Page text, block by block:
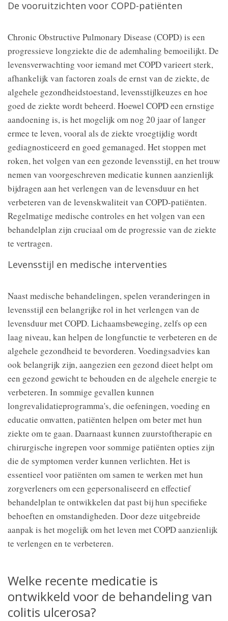
De vooruitzichten voor COPD-patiënten
Chronic Obstructive Pulmonary Disease (COPD) is een
progressieve longziekte die de ademhaling bemoeilijkt. De
levensverwachting voor iemand met COPD varieert sterk,
afhankelijk van factoren zoals de ernst van de ziekte, de
algehele gezondheidstoestand, levensstijlkeuzes en hoe
goed de ziekte wordt beheerd. Hoewel COPD een ernstige
aandoening is, is het mogelijk om nog 20 jaar of langer
ermee te leven, vooral als de ziekte vroegtijdig wordt
gediagnosticeerd en goed gemanaged. Het stoppen met
roken, het volgen van een gezonde levensstijl, en het trouw
nemen van voorgeschreven medicatie kunnen aanzienlijk
bijdragen aan het verlengen van de levensduur en het
verbeteren van de levenskwaliteit van COPD-patiënten.
Regelmatige medische controles en het volgen van een
behandelplan zijn cruciaal om de progressie van de ziekte
te vertragen.
Levensstijl en medische interventies
Naast medische behandelingen, spelen veranderingen in
levensstijl een belangrijke rol in het verlengen van de
levensduur met COPD. Lichaamsbeweging, zelfs op een
laag niveau, kan helpen de longfunctie te verbeteren en de
algehele gezondheid te bevorderen. Voedingsadvies kan
ook belangrijk zijn, aangezien een gezond dieet helpt om
een gezond gewicht te behouden en de algehele energie te
verbeteren. In sommige gevallen kunnen
longrevalidatieprogramma's, die oefeningen, voeding en
educatie omvatten, patiënten helpen om beter met hun
ziekte om te gaan. Daarnaast kunnen zuurstoftherapie en
chirurgische ingrepen voor sommige patiënten opties zijn
die de symptomen verder kunnen verlichten. Het is
essentieel voor patiënten om samen te werken met hun
zorgverleners om een gepersonaliseerd en effectief
behandelplan te ontwikkelen dat past bij hun specifieke
behoeften en omstandigheden. Door deze uitgebreide
aanpak is het mogelijk om het leven met COPD aanzienlijk
te verlengen en te verbeteren.
Welke recente medicatie is
ontwikkeld voor de behandeling van
colitis ulcerosa?